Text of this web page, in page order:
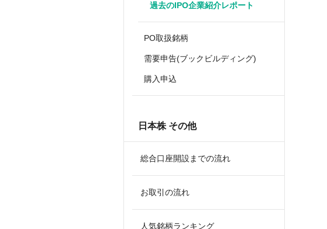
過去のIPO企業紹介レポート
PO取扱銘柄
需要申告(ブックビルディング)
購入申込
日本株 その他
総合口座開設までの流れ
お取引の流れ
人気銘柄ランキング